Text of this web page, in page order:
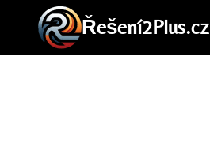
Přeskočit
obsah
Řešení2Plus.cz